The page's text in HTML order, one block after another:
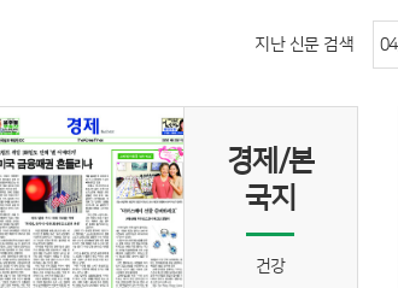
지난 신문 검색
경제/본
국지
건강